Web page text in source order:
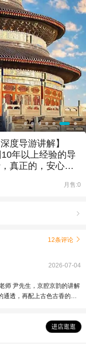
度导游讲解】
年以上经验的导
真正的，安心
月售:0

12条评论 
2026-07-04
师 尹先生，京腔京韵的讲解
通透，再配上古色古香的天
进店逛逛